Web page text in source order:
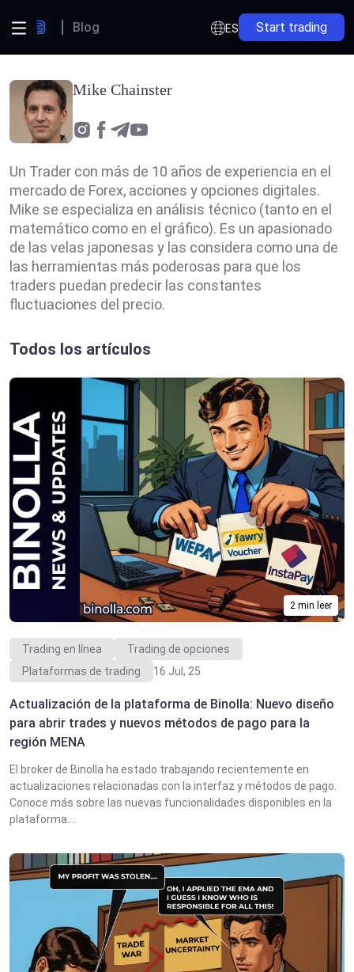
Blog ES Start trading
Mike Chainster
Un Trader con más de 10 años de experiencia en el
mercado de Forex, acciones y opciones digitales.
Mike se especializa en análisis técnico (tanto en el
matemático como en el gráfico). Es un apasionado
de las velas japonesas y las considera como una de
las herramientas más poderosas para que los
traders puedan predecir las constantes
fluctuaciones del precio.
Todos los artículos
2 min leer
Trading en línea
Trading de opciones
Plataformas de trading
16 Jul, 25
Actualización de la plataforma de Binolla: Nuevo diseño
para abrir trades y nuevos métodos de pago para la
región MENA
El broker de Binolla ha estado trabajando recientemente en
actualizaciones relacionadas con la interfaz y métodos de pago.
Conoce más sobre las nuevas funcionalidades disponibles en la
plataforma....